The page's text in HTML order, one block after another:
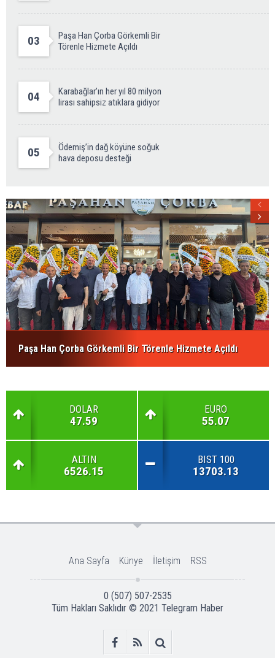
03
Paşa Han Çorba Görkemli Bir
Törenle Hizmete Açıldı
04
Karabağlar’ın her yıl 80 milyon
lirası sahipsiz atıklara gidiyor
05
Ödemiş’in dağ köyüne soğuk
hava deposu desteği
Paşa Han Çorba Görkemli Bir Törenle Hizmete Açıldı
DOLAR
47.59
EURO
55.07
ALTIN
6526.15
BIST 100
13703.13
Ana Sayfa Künye İletişim RSS
0 (507) 507-2535
Tüm Hakları Saklıdır © 2021 Telegram Haber